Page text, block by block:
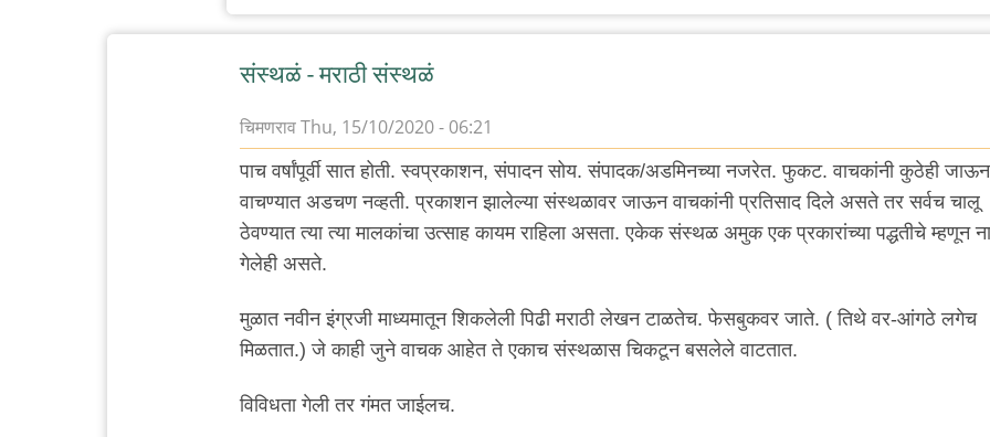
संस्थळं - मराठी संस्थळं
चिमणरावThu, 15/10/2020 - 06:21
पाच वर्षांपूर्वी सात होती. स्वप्रकाशन, संपादन सोय. संपादक/अडमिनच्या नजरेत. फुकट. वाचकांनी कुठेही जाऊन
वाचण्यात अडचण नव्हती. प्रकाशन झालेल्या संस्थळावर जाऊन वाचकांनी प्रतिसाद दिले असते तर सर्वच चालू
ठेवण्यात त्या त्या मालकांचा उत्साह कायम राहिला असता. एकेक संस्थळ अमुक एक प्रकारांच्या पद्धतीचे म्हणून
गेलेही असते.
मुळात नवीन इंग्रजी माध्यमातून शिकलेली पिढी मराठी लेखन टाळतेच. फेसबुकवर जाते. ( तिथे वर-आंगठे लगेच
मिळतात.) जे काही जुने वाचक आहेत ते एकाच संस्थळास चिकटून बसलेले वाटतात.
विविधता गेली तर गंमत जाईलच.